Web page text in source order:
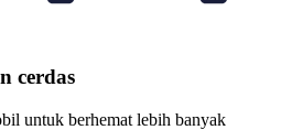
cerdas
untuk berhemat lebih banyak